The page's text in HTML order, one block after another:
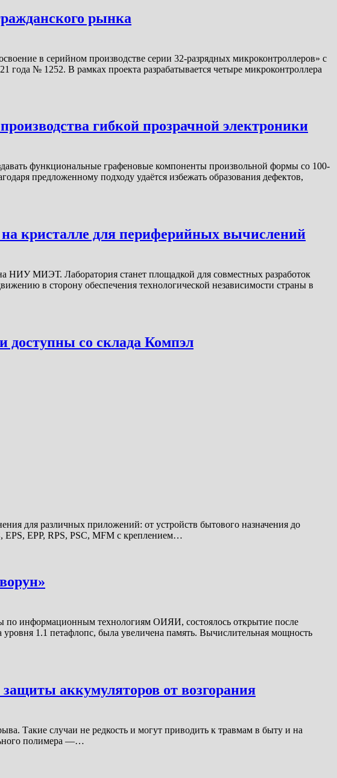
рынка
в серийном производстве серии 32-разрядных микроконтроллеров» с
№ 1252. В рамках проекта разрабатывается четыре микроконтроллера
гибкой прозрачной электроники
функциональные графеновые компоненты произвольной формы со 100-
предложенному подходу удаётся избежать образования дефектов,
кристалле для периферийных вычислений
НИУ МИЭТ. Лаборатория станет площадкой для совместных разработок
в сторону обеспечения технологической независимости страны в
со склада Компэл
для различных приложений: от устройств бытового назначения до
EPP, RPS, PSC, MFM с креплением…
информационным технологиям ОИЯИ, состоялось открытие после
1.1 петафлопс, была увеличена память. Вычислительная мощность
аккумуляторов от возгорания
Такие случаи не редкость и могут приводить к травмам в быту и на
полимера —…